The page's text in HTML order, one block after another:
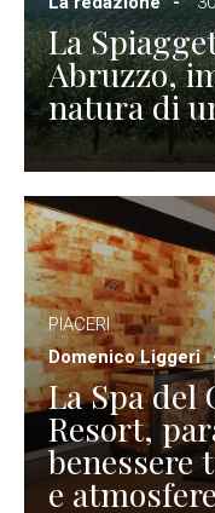
La
Abruzzo,
natura di
PIACERI
Domenico Liggeri
La Spa del
Resort,
benessere
e